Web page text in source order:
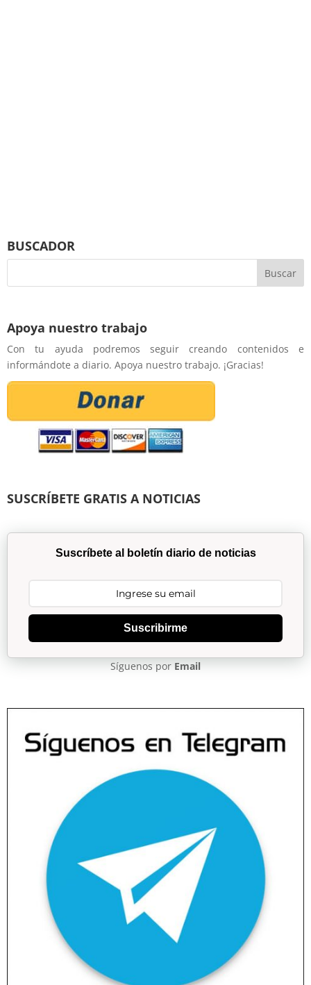
BUSCADOR
Apoya nuestro trabajo
Con tu ayuda podremos seguir creando contenidos e
informándote a diario. Apoya nuestro trabajo. ¡Gracias!
SUSCRÍBETE GRATIS A NOTICIAS
Suscríbete al boletín diario de noticias
Suscribirme
Síguenos por Email